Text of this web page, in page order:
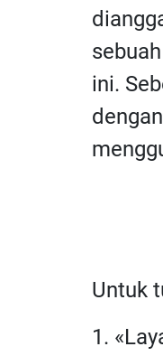
ini.
Untuk
1.